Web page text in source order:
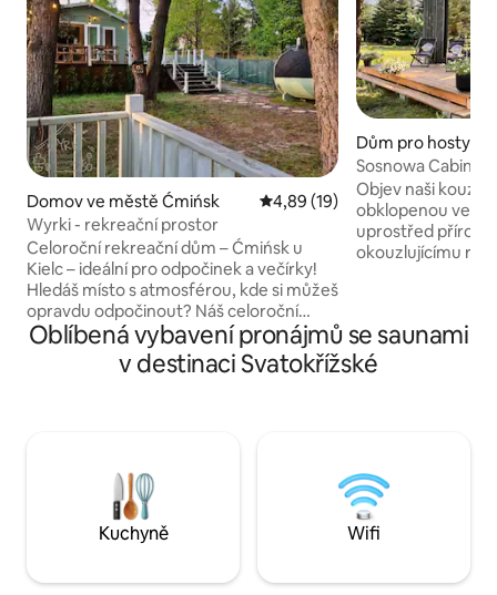
Domov ve městě Ćmińsk Průměrné hodnocení 4,89 z 5,
4,89 (19)
Wyrki - rekreační prostor
Celoroční rekreační dům – Ćmińsk u
Kielc – ideální pro odpočinek a večírky!
Hledáš místo s atmosférou, kde si můžeš
opravdu odpočinout? Náš celoroční
domek v Ćmińsku není jen ubytováním –
je to prostor vytvořený se srdcem a
žebříky, domeček, pískoviště,
trampolínu pro ty nejmenší Srdečně Vás
Dům pro hosty
ce
Sosnowa Cabin -
Objev naši
obklopenou
uprostřed přírody
okouzlujícímu
pod stromem.
*kayaking in Nida
as *trips to the
Oblíbená vybavení pronájmů se saunami
v destinaci Svatokřížské
Kuchyně Wifi